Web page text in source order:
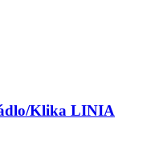
Klika LINIA